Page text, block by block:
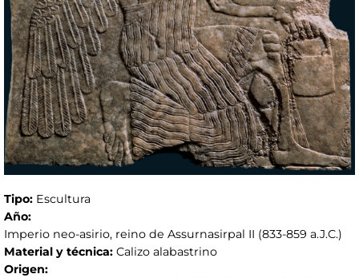
Tipo: Escultura
Año:
Imperio neo-asirio, reino de Assurnasirpal II (833-859 a.J.C.)
Material y técnica: Calizo alabastrino
Origen: